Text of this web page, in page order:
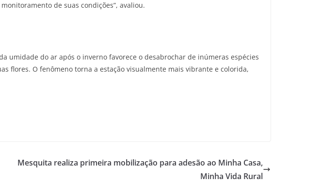
de suas condições”, avaliou.
umidade do ar após o inverno favorece o desabrochar de inúmeras espécies
flores. O fenômeno torna a estação visualmente mais vibrante e colorida,
Mesquita realiza primeira mobilização para adesão ao Minha Casa,
Minha Vida Rural